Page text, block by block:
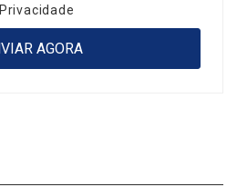
Privacidade